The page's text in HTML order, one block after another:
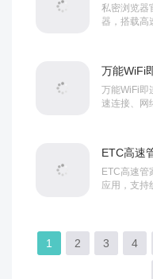
私密浏览器
器，搭载高
万能WiFi
万能WiFi即
速连接、网
ETC高速
ETC高速
应用，支持
1 2 3 4